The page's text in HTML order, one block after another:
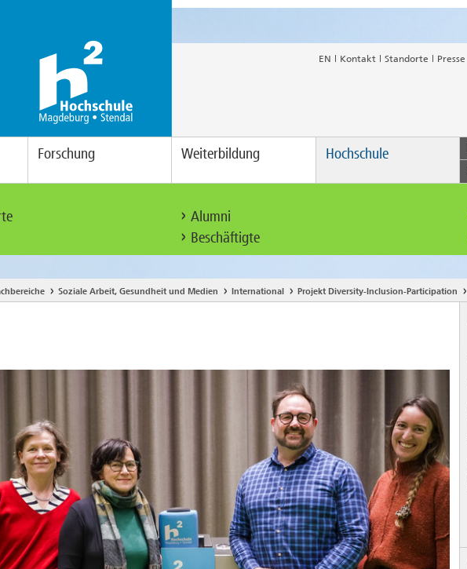
EN Kontakt Standorte Presse
Forschung Weiterbildung Hochschule
Alumni
Beschäftigte
Soziale Arbeit, Gesundheit und Medien International Projekt Diversity-Inclusion-Participation